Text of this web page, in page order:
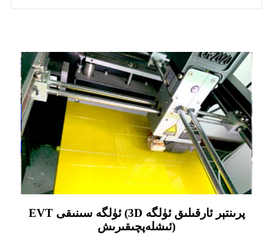
EVT ئۈلگە سىنىقى (3D پرىنتېر ئارقىلىق ئۈلگە
ئىشلەپچىقىرىش)